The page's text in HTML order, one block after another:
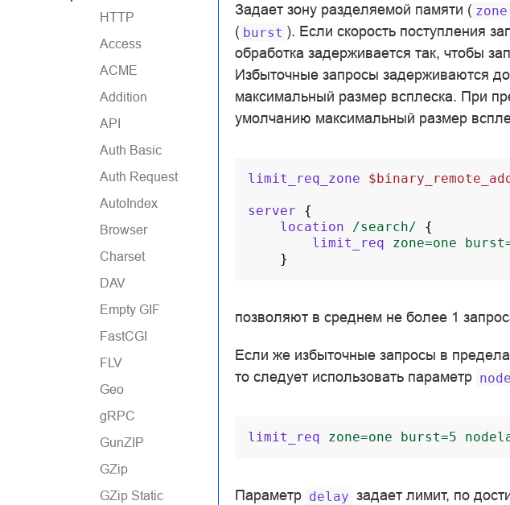
HTTP
Access
ACME
Addition
API
Auth Basic
Auth Request
AutoIndex
Browser
Charset
DAV
Empty GIF
FastCGI
FLV
Geo
gRPC
GunZIP
GZip
GZip Static
Задает зону разделяемой памяти ( zone
( burst ). Если скорость поступления
обработка задерживается так, чтобы
Избыточные запросы задерживаются
максимальный размер всплеска. При
умолчанию максимальный размер
limit_req_zone
server
{
location
/search/
{
limit_req
zone=one
}
позволяют в среднем не более 1
Если же избыточные запросы в
то следует использовать параметр
limit_req zone=one burst=5
Параметр delay задает лимит, по